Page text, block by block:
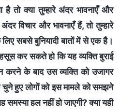
तो क्या तुम्हारे अंदर भावनाएँ और
विचार और भावनाएँ हैं, तो तुम्हारे
सबसे बुनियादी बातों में से एक है।
कर सकते हो कि यह व्यक्ति बुराई
करने के बाद उस व्यक्ति को उजागर
हुए लोगों को इस मामले को समझने
हल नहीं हो जाएगी? क्या यही